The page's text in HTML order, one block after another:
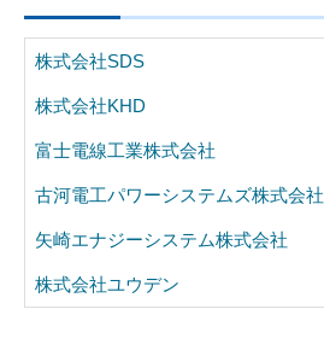
株式会社SDS
株式会社KHD
富士電線工業株式会社
古河電工パワーシステムズ株式会社
矢崎エナジーシステム株式会社
株式会社ユウデン